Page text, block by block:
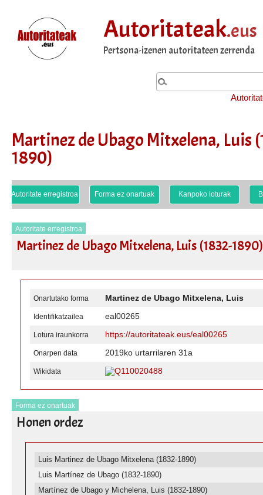
Autoritateak.eus
Pertsona-izenen autoritateen zerrenda
Martinez de Ubago Mitxelena, Luis
1890)
Autoritate erregistroa Forma ez onartuak Kanpoko loturak
Autoritate erregistroa
Martinez de Ubago Mitxelena, Luis (1832-1890)
Onartutako forma Martinez de Ubago Mitxelena, Luis
Identifikatzailea eal00265
Lotura iraunkorra https://autoritateak.eus/eal00265
Onarpen data 2019ko urtarrilaren 31a
Wikidata Q110020488
Forma ez onartuak
Honen ordez
Luis Martinez de Ubago Mitxelena (1832-1890)
Luis Martínez de Ubago (1832-1890)
Martínez de Ubago y Michelena, Luis (1832-1890)